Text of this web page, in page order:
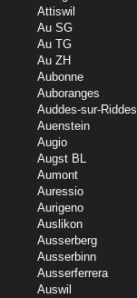
Attiswil
Au SG
Au TG
Au ZH
Aubonne
Auboranges
Auddes-sur-Riddes
Auenstein
Augio
Augst BL
Aumont
Auressio
Aurigeno
Auslikon
Ausserberg
Ausserbinn
Ausserferrera
Auswil